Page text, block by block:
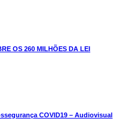
OS 260 MILHÕES DA LEI
COVID19 – Audiovisual